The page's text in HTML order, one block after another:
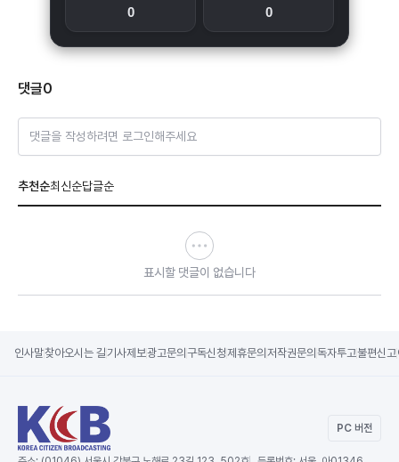
0 0
댓글0
댓글을 작성하려면 로그인해주세요
추천순최신순답글순
표시할 댓글이 없습니다
인사말찾아오시는 길기사제보광고문의 구독신청제휴문의 저작권문의 독자투고불편신고
PC 버전